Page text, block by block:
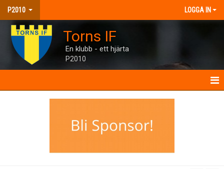
P2010 LOGGA IN
Torns IF
En klubb - ett hjärta
P2010